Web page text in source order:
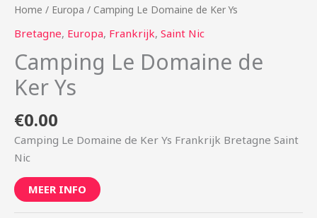
Home / Europa / Camping Le Domaine de Ker Ys
Bretagne, Europa, Frankrijk, Saint Nic
Camping Le Domaine de
Ker Ys
€0.00
Camping Le Domaine de Ker Ys Frankrijk Bretagne Saint
Nic
MEER INFO